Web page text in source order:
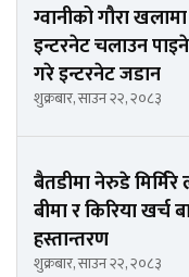
ग्वानीको गौरा
इन्टरनेट चलाउन पाइने,
गरे इन्टरनेट जडान
शुक्रबार, साउन २२, २०८३
बैतडीमा नेरुडे मिर्मिरे
बीमा र किरिया
हस्तान्तरण
शुक्रबार, साउन २२, २०८३